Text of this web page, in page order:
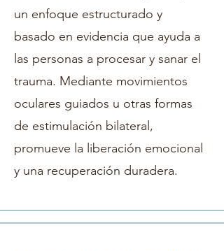
un enfoque estructurado y
basado en evidencia que ayuda a
las personas a procesar y sanar el
trauma. Mediante movimientos
oculares guiados u otras formas
de estimulación bilateral,
promueve la liberación emocional
y una recuperación duradera.